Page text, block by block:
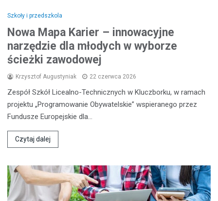
Szkoły i przedszkola
Nowa Mapa Karier – innowacyjne
narzędzie dla młodych w wyborze
ścieżki zawodowej
Krzysztof Augustyniak 22 czerwca 2026
Zespół Szkół Licealno-Technicznych w Kluczborku, w ramach
projektu „Programowanie Obywatelskie” wspieranego przez
Fundusze Europejskie dla…
Czytaj dalej